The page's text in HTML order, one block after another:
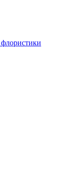
флористики